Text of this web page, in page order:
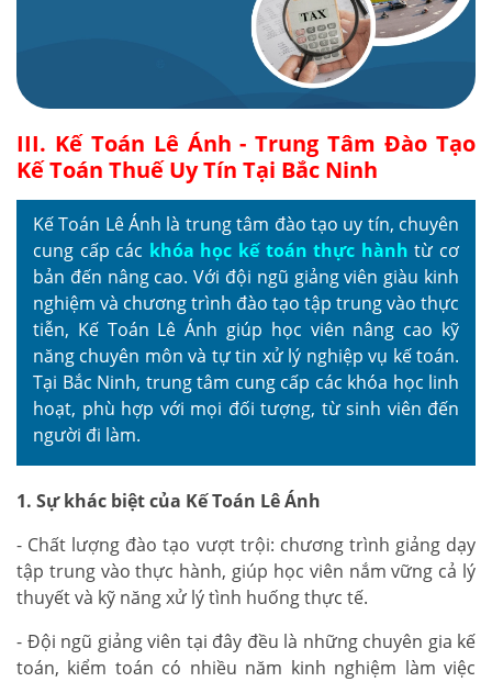
III. Kế Toán Lê Ánh - Trung Tâm Đào Tạo
Kế Toán Thuế Uy Tín Tại Bắc Ninh
Kế Toán Lê Ánh là trung tâm đào tạo uy tín, chuyên
cung cấp các khóa học kế toán thực hành từ cơ
bản đến nâng cao. Với đội ngũ giảng viên giàu kinh
nghiệm và chương trình đào tạo tập trung vào thực
tiễn, Kế Toán Lê Ánh giúp học viên nâng cao kỹ
năng chuyên môn và tự tin xử lý nghiệp vụ kế toán.
Tại Bắc Ninh, trung tâm cung cấp các khóa học linh
hoạt, phù hợp với mọi đối tượng, từ sinh viên đến
người đi làm.
1. Sự khác biệt của Kế Toán Lê Ánh
- Chất lượng đào tạo vượt trội: chương trình giảng dạy
tập trung vào thực hành, giúp học viên nắm vững cả lý
thuyết và kỹ năng xử lý tình huống thực tế.
- Đội ngũ giảng viên tại đây đều là những chuyên gia kế
toán, kiểm toán có nhiều năm kinh nghiệm làm việc